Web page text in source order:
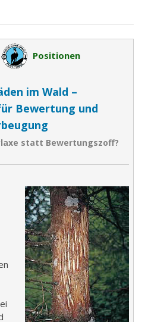
n
Positionen
im Wald –
Bewertung und
statt Bewertungszoff?